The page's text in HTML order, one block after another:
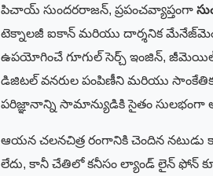
పిచాయ్ సుందరరాజన్, ప్రపంచవ్యాప్తంగా
టెక్నాలజీ ఐకాన్ మరియు దార్శనిక
ఉపయోగించే గూగుల్ సెర్చ్ ఇంజిన్,
డిజిటల్ వనరుల పంపిణీని మరియు సాంకేతిక
పరిజ్ఞానాన్ని సామాన్యుడికి సైతం సులభంగా
ఆయన చలనచిత్ర రంగానికి చెందిన నటుడు
లేదు, కానీ చేతిలో కనీసం ల్యాండ్ లైన్ ఫోన్